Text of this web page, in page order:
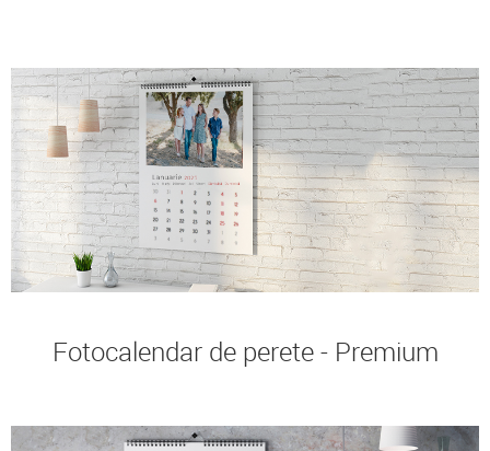
Fotocalendar de perete - Premium